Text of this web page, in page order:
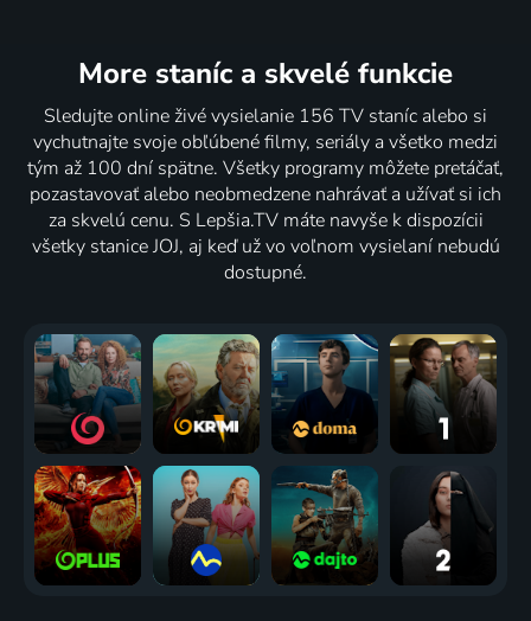
More staníc a skvelé funkcie
Sledujte online živé vysielanie 156 TV staníc alebo si
vychutnajte svoje obľúbené filmy, seriály a všetko medzi
tým až 100 dní spätne. Všetky programy môžete pretáčať,
pozastavovať alebo neobmedzene nahrávať a užívať si ich
za skvelú cenu. S Lepšia.TV máte navyše k dispozícii
všetky stanice JOJ, aj keď už vo voľnom vysielaní nebudú
dostupné.